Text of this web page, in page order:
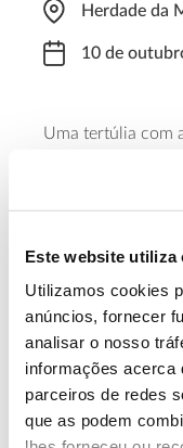
Este website utiliza
Utilizamos cookies
anúncios, fornecer
analisar o nosso
informações acerca
parceiros de redes
que as podem
Herdade da
10 de
Uma tertúlia com
17h00, sobre a
participação é
Saber mais
13.07.2026
Genoma do
conhecer para